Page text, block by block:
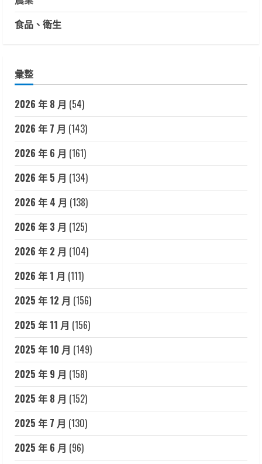
食品、衛生
彙整
2026 年 8 月 (54)
2026 年 7 月 (143)
2026 年 6 月 (161)
2026 年 5 月 (134)
2026 年 4 月 (138)
2026 年 3 月 (125)
2026 年 2 月 (104)
2026 年 1 月 (111)
2025 年 12 月 (156)
2025 年 11 月 (156)
2025 年 10 月 (149)
2025 年 9 月 (158)
2025 年 8 月 (152)
2025 年 7 月 (130)
2025 年 6 月 (96)